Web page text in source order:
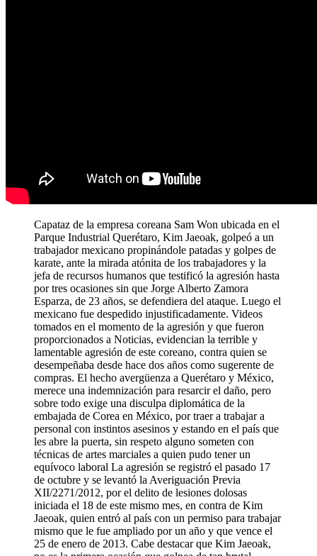
Capataz de la empresa coreana Sam Won ubicada en el
Parque Industrial Querétaro, Kim Jaeoak, golpeó a un
trabajador mexicano propinándole patadas y golpes de
karate, ante la mirada atónita de los trabajadores y la
jefa de recursos humanos que testificó la agresión hasta
por tres ocasiones sin que Jorge Alberto Zamora
Esparza, de 23 años, se defendiera del ataque. Luego el
mexicano fue despedido injustificadamente. Videos
tomados en el momento de la agresión y que fueron
proporcionados a Noticias, evidencian la terrible y
lamentable agresión de este coreano, contra quien se
desempeñaba desde hace dos años como sugerente de
compras. El hecho avergüenza a Querétaro y México,
merece una indemnización para resarcir el daño, pero
sobre todo exige una disculpa diplomática de la
embajada de Corea en México, por traer a trabajar a
personal con instintos asesinos y estando en el país que
les abre la puerta, sin respeto alguno someten con
técnicas de artes marciales a quien pudo tener un
equívoco laboral La agresión se registró el pasado 17
de octubre y se levantó la Averiguación Previa
XII/2271/2012, por el delito de lesiones dolosas
iniciada el 18 de este mismo mes, en contra de Kim
Jaeoak, quien entró al país con un permiso para trabajar
mismo que le fue ampliado por un año y que vence el
25 de enero de 2013. Cabe destacar que Kim Jaeoak,